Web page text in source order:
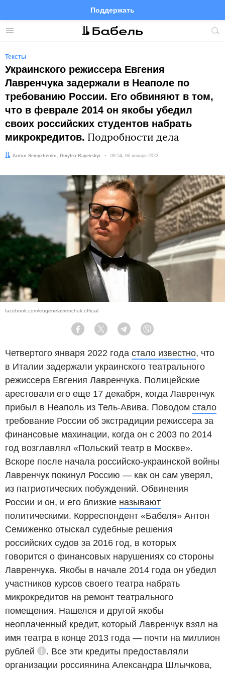
Меню
Поддержать
FacebookTelegramTwitter
Тексты
Украинского режиссера Евгения
Лавренчука задержали в Неаполе по
требованию России. Его обвиняют в том,
что в феврале 2014 он якобы убедил
своих российских студентов набрать
микрокредитов. Подробности дела
Автор:
Anton Semyzhenko
Редактор: Dmytro Rayevskyi Дата:
09:54, 06 января 2022
facebook.com/eugenelavrenchuk.official
Facebook Twitter Telegram
Четвертого января 2022 года стало известно, что
в Италии задержали украинского театрального
режиссера Евгения Лавренчука. Полицейские
арестовали его еще 17 декабря, когда Лавренчук
прибыл в Неаполь из Тель-Авива. Поводом стало
требование России об экстрадиции режиссера за
финансовые махинации, когда он с 2003 по 2014
год возглавлял «Польский театр в Москве».
Вскоре после начала российско-украинской войны
Лавренчук покинул Россию — как он сам уверял,
из патриотических побуждений. Обвинения
России и он, и его близкие называют
политическими. Корреспондент «Бабеля» Антон
Семиженко отыскал судебные решения
российских судов за 2016 год, в которых
говорится о финансовых нарушениях со стороны
Лавренчука. Якобы в начале 2014 года он убедил
участников курсов своего театра набрать
микрокредитов на ремонт театрального
помещения. Нашелся и другой якобы
неоплаченный кредит, который Лавренчук взял на
имя театра в конце 2013 года ― почти на миллион
рублей
Справка
. Все эти кредиты предоставляли
организации россиянина Александра Шлычкова,